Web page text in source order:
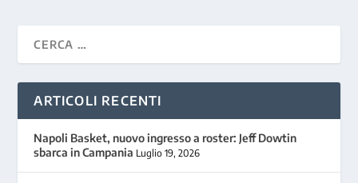
ARTICOLI RECENTI
Napoli Basket, nuovo ingresso a roster: Jeff Dowtin
sbarca in Campania Luglio 19, 2026